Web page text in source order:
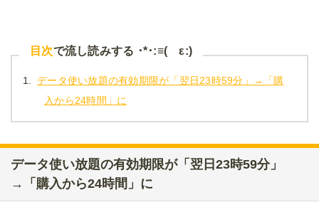
目次で流し読みする ･*･:≡( ε:)
1. データ使い放題の有効期限が「翌日23時59分」→「購
入から24時間」に
データ使い放題の有効期限が「翌日23時59分」
→「購入から24時間」に